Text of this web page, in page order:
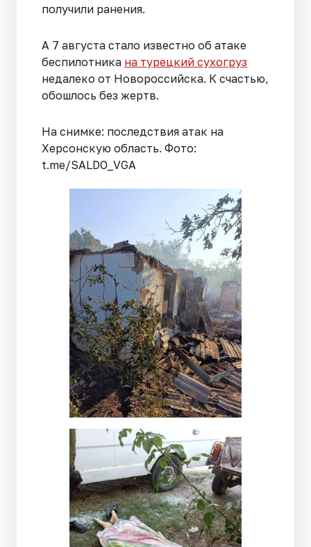
получили ранения.
А 7 августа стало известно об атаке
беспилотника на турецкий сухогруз
недалеко от Новороссийска. К счастью,
обошлось без жертв.
На снимке: последствия атак на
Херсонскую область. Фото:
t.me/SALDO_VGA